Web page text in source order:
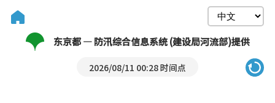
东京都 — 防汛综合信息系统 (建设局河流部)提供
2026/08/11 00:28 时间点